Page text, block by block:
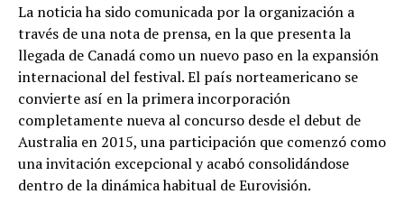
La noticia ha sido comunicada por la organización a
través de una nota de prensa, en la que presenta la
llegada de Canadá como un nuevo paso en la expansión
internacional del festival. El país norteamericano se
convierte así en la primera incorporación
completamente nueva al concurso desde el debut de
Australia en 2015, una participación que comenzó como
una invitación excepcional y acabó consolidándose
dentro de la dinámica habitual de Eurovisión.